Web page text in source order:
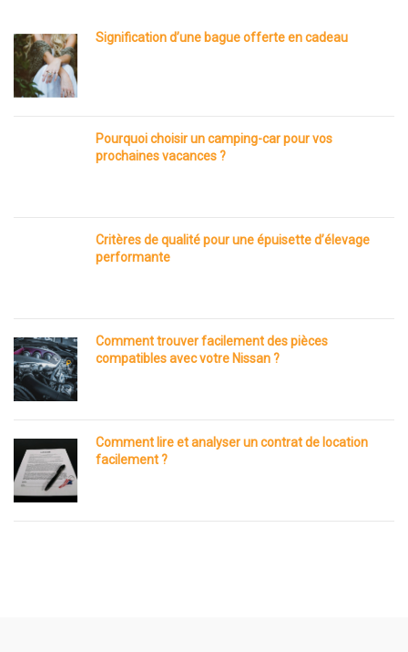
Signification d’une bague offerte en cadeau
Pourquoi choisir un camping-car pour vos
prochaines vacances ?
Critères de qualité pour une épuisette d’élevage
performante
Comment trouver facilement des pièces
compatibles avec votre Nissan ?
Comment lire et analyser un contrat de location
facilement ?